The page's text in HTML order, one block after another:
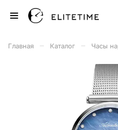
Главная Каталог Часы